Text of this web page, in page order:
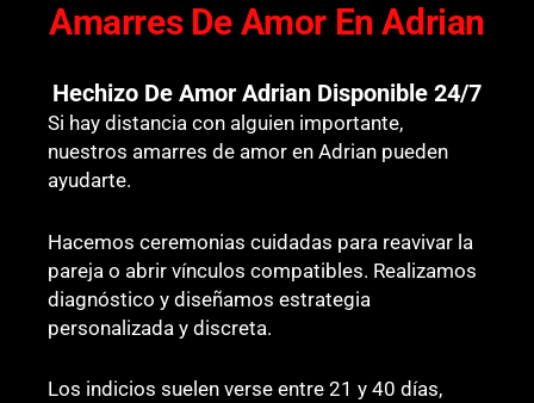
Amarres De Amor En Adrian
Hechizo De Amor Adrian Disponible 24/7
Si hay distancia con alguien importante,
nuestros amarres de amor en Adrian pueden
ayudarte.
Hacemos ceremonias cuidadas para reavivar la
pareja o abrir vínculos compatibles. Realizamos
diagnóstico y diseñamos estrategia
personalizada y discreta.
Los indicios suelen verse entre 21 y 40 días,